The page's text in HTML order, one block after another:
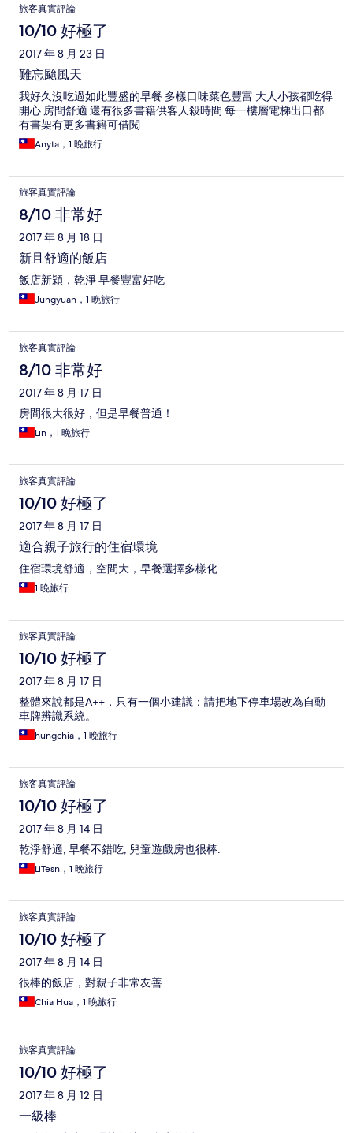
旅客真實評論
10/10 好極了
2017 年 8 月 23 日
難忘颱風天
我好久沒吃過如此豐盛的早餐 多樣口味菜色豐富 大人小孩都吃得
開心 房間舒適 還有很多書籍供客人殺時間 每一樓層電梯出口都
有書架有更多書籍可借閱
Anyta，1 晚旅行
旅客真實評論
8/10 非常好
2017 年 8 月 18 日
新且舒適的飯店
飯店新穎，乾淨 早餐豐富好吃
Jungyuan，1 晚旅行
旅客真實評論
8/10 非常好
2017 年 8 月 17 日
房間很大很好，但是早餐普通！
Lin，1 晚旅行
旅客真實評論
10/10 好極了
2017 年 8 月 17 日
適合親子旅行的住宿環境
住宿環境舒適，空間大，早餐選擇多樣化
1 晚旅行
旅客真實評論
10/10 好極了
2017 年 8 月 17 日
整體來說都是A++，只有一個小建議：請把地下停車場改為自動
車牌辨識系統。
hungchia，1 晚旅行
旅客真實評論
10/10 好極了
2017 年 8 月 14 日
乾淨舒適, 早餐不錯吃, 兒童遊戲房也很棒.
LiTesn，1 晚旅行
旅客真實評論
10/10 好極了
2017 年 8 月 14 日
很棒的飯店，對親子非常友善
Chia Hua，1 晚旅行
旅客真實評論
10/10 好極了
2017 年 8 月 12 日
一級棒